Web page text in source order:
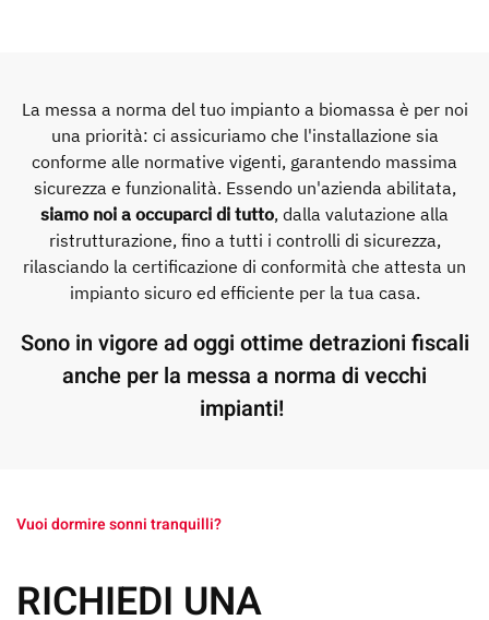
La messa a norma del tuo impianto a biomassa è per noi
una priorità: ci assicuriamo che l'installazione sia
conforme alle normative vigenti, garantendo massima
sicurezza e funzionalità. Essendo un'azienda abilitata,
siamo noi a occuparci di tutto, dalla valutazione alla
ristrutturazione, fino a tutti i controlli di sicurezza,
rilasciando la certificazione di conformità che attesta un
impianto sicuro ed efficiente per la tua casa.
Sono in vigore ad oggi ottime detrazioni fiscali
anche per la messa a norma di vecchi
impianti!
Vuoi dormire sonni tranquilli?
RICHIEDI UNA